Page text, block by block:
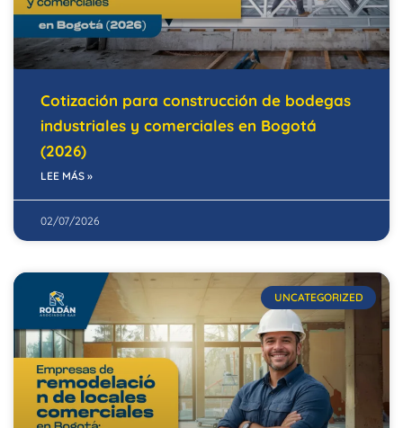
Cotización para construcción de bodegas
industriales y comerciales en Bogotá
(2026)
LEE MÁS »
02/07/2026
UNCATEGORIZED